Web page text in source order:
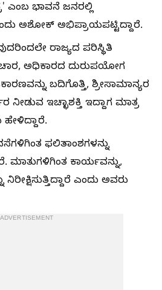
ಎಂಬ ಭಾವನೆ ಜನರಲ್ಲಿ
ಅಶೋಕ್ ಅಭಿಪ್ರಾಯಪಟ್ಟಿದ್ದಾರೆ.
ರಾಜ್ಯದ ಪರಿಸ್ಥಿತಿ
ಅಧಿಕಾರದ ದುರುಪಯೋಗ
ಬದಿಗೊತ್ತಿ, ಶ್ರೀಸಾಮಾನ್ಯರ
ನೀಡುವ ಇಚ್ಛಾಶಕ್ತಿ ಇದ್ದಾಗ ಮಾತ್ರ
ಫಲಿತಾಂಶಗಳನ್ನು
ಮಾತುಗಳಿಗಿಂತ ಕಾರ್ಯವನ್ನು,
ಎಂದು ಅವರು
ADVERTISEMENT